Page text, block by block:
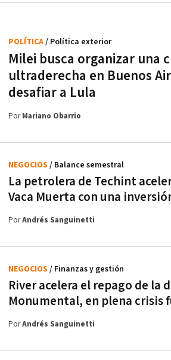
Milei busca organizar una
ultraderecha en Buenos
desafiar a Lula
POLÍTICA/ Política exterior
PorMariano Obarrio
La petrolera de Techint
Vaca Muerta con una
NEGOCIOS / Balance semestral
PorAndrés Sanguinetti
River acelera el repago de la
Monumental, en plena crisis
NEGOCIOS / Finanzas y gestión
PorAndrés Sanguinetti